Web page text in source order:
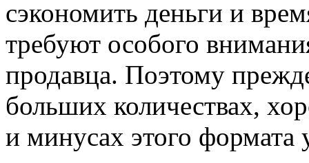
сэкономить деньги и
требуют особого
продавца. Поэтому
больших количествах,
и минусах этого формата